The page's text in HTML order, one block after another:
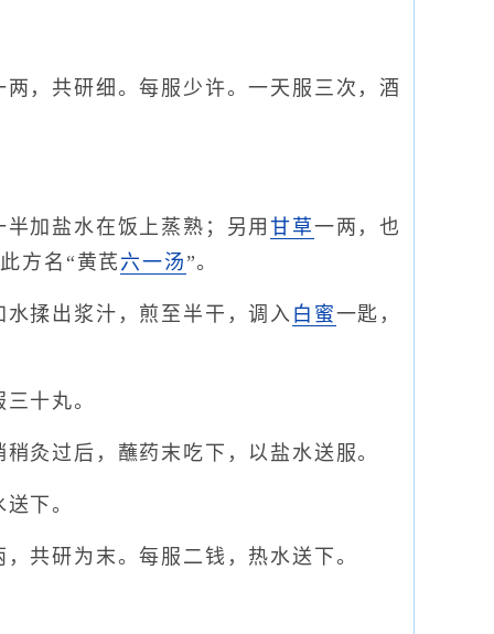
两，共研细。每服少许。一天服三次，酒
加盐水在饭上蒸熟；另用甘草一两，也
方名“黄芪 六一汤”。
水揉出浆汁，煎至半干，调入 白蜜一匙，
十丸。
稍灸过后，蘸药末吃下，以盐水送服。
下。
共研为末。每服二钱，热水送下。